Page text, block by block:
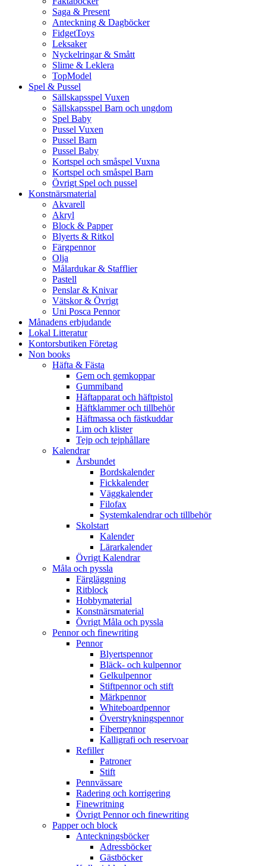
Saga & Present
Anteckning & Dagböcker
FidgetToys
Leksaker
Nyckelringar & Smått
Slime & Leklera
TopModel
Spel & Pussel
Sällskapsspel Vuxen
Sällskapsspel Barn och ungdom
Spel Baby
Pussel Vuxen
Pussel Barn
Pussel Baby
Kortspel och småspel Vuxna
Kortspel och småspel Barn
Övrigt Spel och pussel
Konstnärsmaterial
Akvarell
Akryl
Block & Papper
Blyerts & Ritkol
Färgpennor
Olja
Målardukar & Stafflier
Pastell
Penslar & Knivar
Vätskor & Övrigt
Uni Posca Pennor
Månadens erbjudande
Lokal Litteratur
Kontorsbutiken Företag
Non books
Häfta & Fästa
Gem och gemkoppar
Gummiband
Häftapparat och häftpistol
Häftklammer och tillbehör
Häftmassa och fästkuddar
Lim och klister
Tejp och tejphållare
Kalendrar
Årsbundet
Bordskalender
Fickkalender
Väggkalender
Filofax
Systemkalendrar och tillbehör
Skolstart
Kalender
Lärarkalender
Övrigt Kalendrar
Måla och pyssla
Färgläggning
Ritblock
Hobbymaterial
Konstnärsmaterial
Övrigt Måla och pyssla
Pennor och finewriting
Pennor
Blyertspennor
Bläck- och kulpennor
Gelkulpennor
Stiftpennor och stift
Märkpennor
Whiteboardpennor
Överstrykningspennor
Fiberpennor
Kalligrafi och reservoar
Refiller
Patroner
Stift
Pennvässare
Radering och korrigering
Finewritning
Övrigt Pennor och finewriting
Papper och block
Anteckningsböcker
Adressböcker
Gästböcker